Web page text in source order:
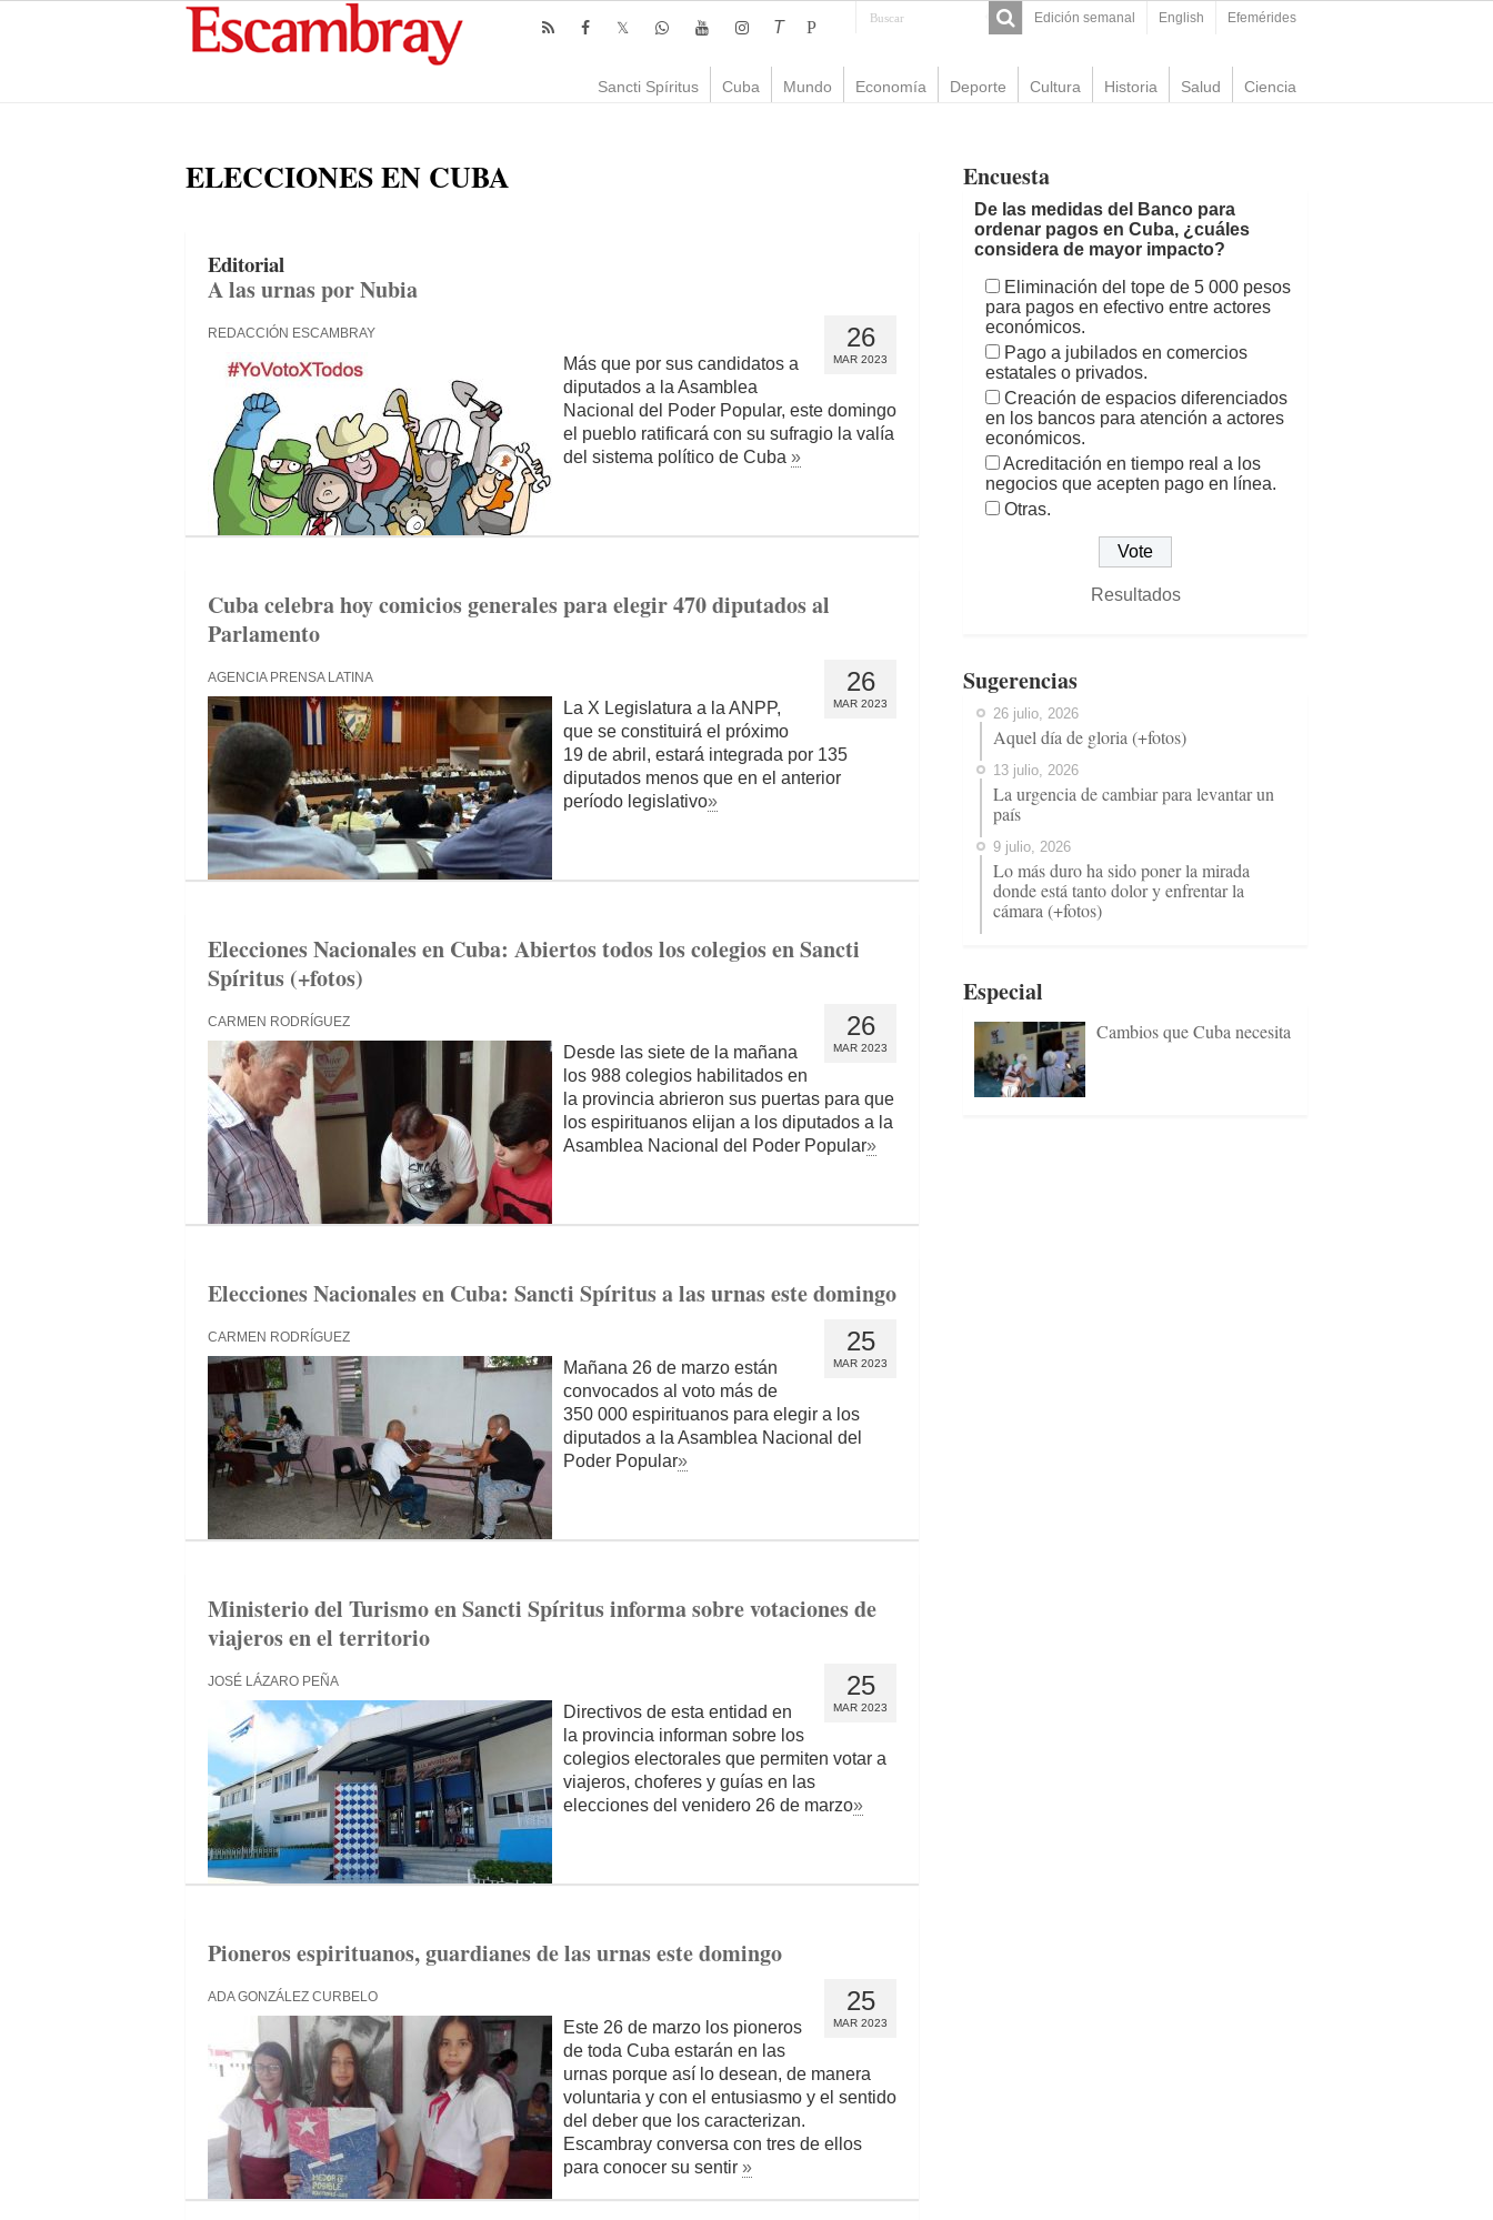
Edición semanal English Efemérides
T P
Sancti Spíritus Cuba Mundo Economía Deporte Cultura Historia Salud Ciencia
ELECCIONES EN CUBA
Editorial
A las urnas por Nubia
26
MAR 2023
REDACCIÓN ESCAMBRAY
Más que por sus candidatos a
diputados a la Asamblea
Nacional del Poder Popular, este domingo
el pueblo ratificará con su sufragio la valía
del sistema político de Cuba »
Cuba celebra hoy comicios generales para elegir 470 diputados al
Parlamento
26
MAR 2023
AGENCIA PRENSA LATINA
La X Legislatura a la ANPP,
que se constituirá el próximo
19 de abril, estará integrada por 135
diputados menos que en el anterior
período legislativo»
Elecciones Nacionales en Cuba: Abiertos todos los colegios en Sancti
Spíritus (+fotos)
26
MAR 2023
CARMEN RODRÍGUEZ
Desde las siete de la mañana
los 988 colegios habilitados en
la provincia abrieron sus puertas para que
los espirituanos elijan a los diputados a la
Asamblea Nacional del Poder Popular»
Elecciones Nacionales en Cuba: Sancti Spíritus a las urnas este domingo
25
MAR 2023
CARMEN RODRÍGUEZ
Mañana 26 de marzo están
convocados al voto más de
350 000 espirituanos para elegir a los
diputados a la Asamblea Nacional del
Poder Popular»
Ministerio del Turismo en Sancti Spíritus informa sobre votaciones de
viajeros en el territorio
25
MAR 2023
JOSÉ LÁZARO PEÑA
Directivos de esta entidad en
la provincia informan sobre los
colegios electorales que permiten votar a
viajeros, choferes y guías en las
elecciones del venidero 26 de marzo»
Pioneros espirituanos, guardianes de las urnas este domingo
25
MAR 2023
ADA GONZÁLEZ CURBELO
Este 26 de marzo los pioneros
de toda Cuba estarán en las
urnas porque así lo desean, de manera
voluntaria y con el entusiasmo y el sentido
del deber que los caracterizan.
Escambray conversa con tres de ellos
para conocer su sentir »
Encuesta
De las medidas del Banco para
ordenar pagos en Cuba, ¿cuáles
considera de mayor impacto?
Eliminación del tope de 5 000 pesos
para pagos en efectivo entre actores
económicos.
Pago a jubilados en comercios
estatales o privados.
Creación de espacios diferenciados
en los bancos para atención a actores
económicos.
Acreditación en tiempo real a los
negocios que acepten pago en línea.
Otras.
Resultados
Sugerencias
26 julio, 2026
Aquel día de gloria (+fotos)
13 julio, 2026
La urgencia de cambiar para levantar un
país
9 julio, 2026
Lo más duro ha sido poner la mirada
donde está tanto dolor y enfrentar la
cámara (+fotos)
Especial
Cambios que Cuba necesita